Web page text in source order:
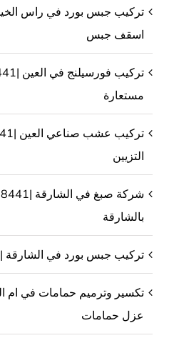
اسقف جبس
مستعارة
التزيين
بالشارقة
تركيب جبس بورد في الشارقة |0503418441
عزل حمامات